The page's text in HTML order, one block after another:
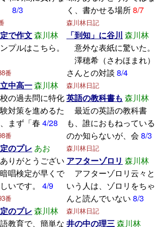
8/3
で作文森川林
プルはこちら。
番
中高一森川林
の過去問に特化
対策を進めるた
まず「春 4/28
番
のプレ あお
りがとうござい
唱検定が早くで
いです。
4/9
番
のプレ 森川林
教育で、簡単な
く、書かせる場所8/7
森川林日記
「到知」に谷川 森川林
意外な表紙に驚いた。
澤穂希（さわほまれ）
さんとの対談 8/4
森川林日記
英語の教科書も 森川林
最近の英語の教科書
も、誰におもねっている
のか知らないが、会 8/3
森川林日記
アフターゾロリ 森川林
アフターゾロリ云々と
いう人は、ゾロリをちゃ
んと読んでいない 8/3
森川林日記
井の中の理三森川林